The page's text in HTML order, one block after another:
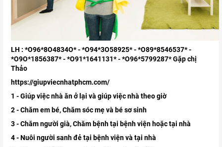
LH : *O96*8O4834O* - *O94*3O58925* - *O89*8546537* -
*O9O*1856387* - *O91*1641131* - *O96*5799287* Gặp chị
Thảo
https://giupviecnhatphcm.com/
1 - Giúp việc nhà ăn ở lại và giúp việc nhà theo giờ
2 - Chăm em bé, Chăm sóc mẹ và bé sơ sinh
3 - Chăm người già, Chăm bệnh tại bệnh viện hoặc tại nhà
4 - Nuôi người sanh đẻ tại bệnh viện và tại nhà